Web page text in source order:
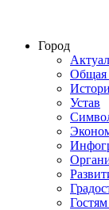
Город
Общая
Устав